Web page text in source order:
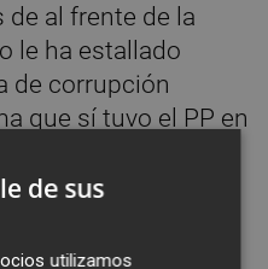
al frente de la
le ha estallado
de corrupción
que sí tuvo el PP en
arma que desde el
suelen sacar a
frente a la
de sus
utilizamos